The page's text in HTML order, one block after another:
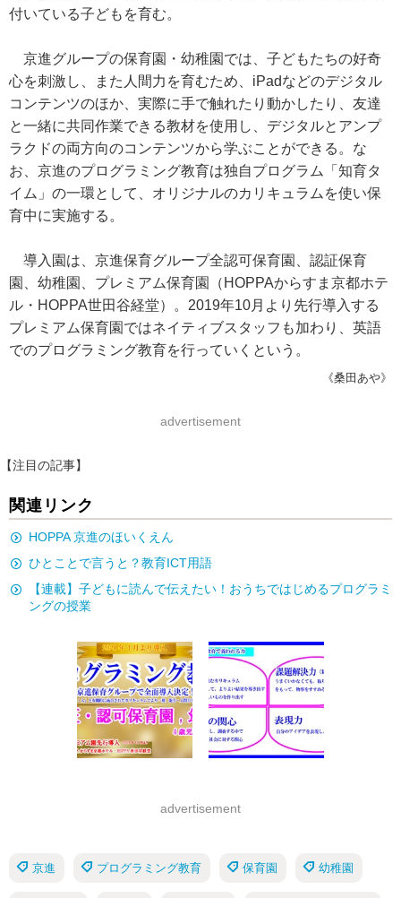
付いている子どもを育む。
京進グループの保育園・幼稚園では、子どもたちの好奇
心を刺激し、また人間力を育むため、iPadなどのデジタル
コンテンツのほか、実際に手で触れたり動かしたり、友達
と一緒に共同作業できる教材を使用し、デジタルとアンプ
ラクドの両方向のコンテンツから学ぶことができる。な
お、京進のプログラミング教育は独自プログラム「知育タ
イム」の一環として、オリジナルのカリキュラムを使い保
育中に実施する。
導入園は、京進保育グループ全認可保育園、認証保育
園、幼稚園、プレミアム保育園（HOPPAからすま京都ホテ
ル・HOPPA世田谷経堂）。2019年10月より先行導入する
プレミアム保育園ではネイティブスタッフも加わり、英語
でのプログラミング教育を行っていくという。
《桑田あや》
advertisement
【注目の記事】
関連リンク
HOPPA 京進のほいくえん
ひとことで言うと？教育ICT用語
【連載】子どもに読んで伝えたい！おうちではじめるプログラミ
ングの授業
advertisement
京進 プログラミング教育 保育園 幼稚園